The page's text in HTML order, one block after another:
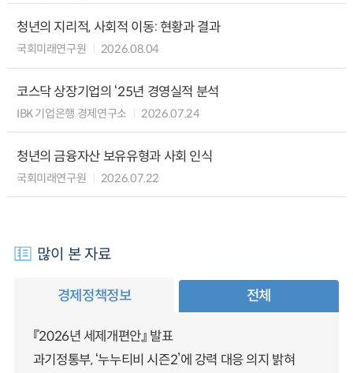
청년의 지리적, 사회적 이동: 현황과 결과
국회미래연구원 2026.08.04
코스닥 상장기업의 ‘25년 경영실적 분석
IBK 기업은행 경제연구소 2026.07.24
청년의 금융자산 보유유형과 사회 인식
국회미래연구원 2026.07.22
많이 본 자료
경제정책정보 전체
『2026년 세제개편안』 발표
과기정통부, ‘누누티비 시즌2’에 강력 대응 의지 밝혀